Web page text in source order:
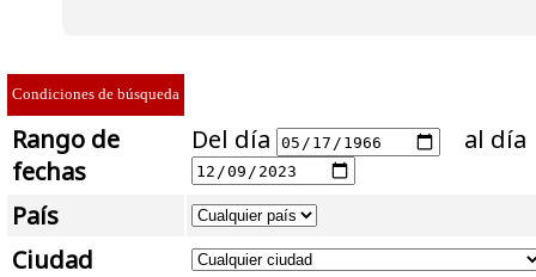
Condiciones de búsqueda
Rango de
fechas
Del día al día
País
Ciudad